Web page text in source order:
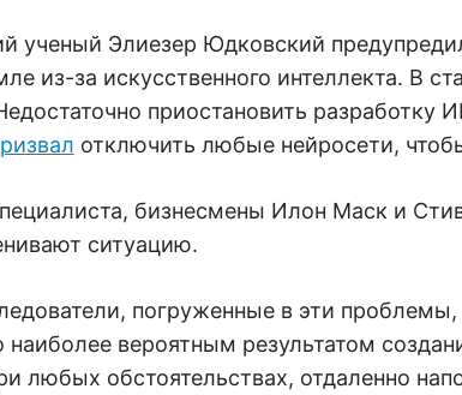
ученый Элиезер Юдковский
из-за искусственного интеллекта. В
приостановить разработку
отключить любые нейросети,
бизнесмены Илон Маск и
ситуацию.
погруженные в эти
вероятным результатом
любых обстоятельствах, отдаленно